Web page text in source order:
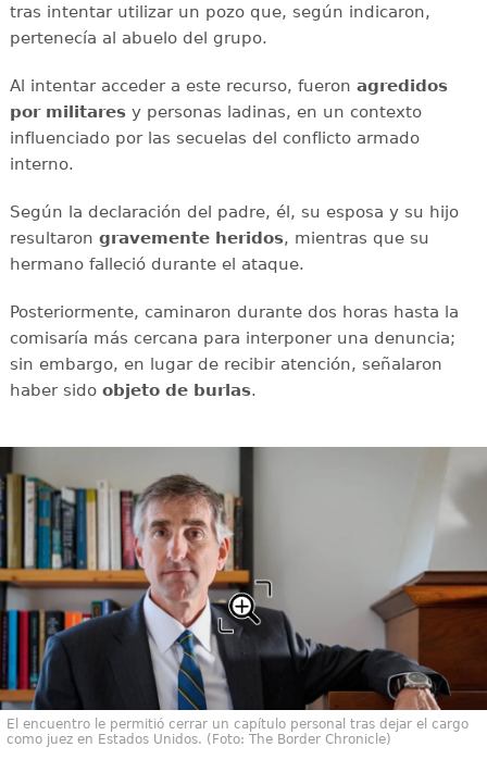
tras intentar utilizar un pozo que, según indicaron,
pertenecía al abuelo del grupo.
Al intentar acceder a este recurso, fueron agredidos
por militaresy personas ladinas, en un contexto
influenciado por las secuelas del conflicto armado
interno.
Según la declaración del padre, él, su esposa y su hijo
resultaron gravemente heridos, mientras que su
hermano falleció durante el ataque.
Posteriormente, caminaron durante dos horas hasta la
comisaría más cercana para interponer una denuncia;
sin embargo, en lugar de recibir atención, señalaron
haber sido objeto de burlas.
El encuentro le permitió cerrar un capítulo personal tras dejar el cargo
como juez en Estados Unidos. (Foto: The Border Chronicle)